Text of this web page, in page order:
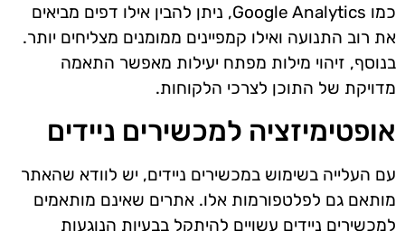
כמו Google Analytics, ניתן להבין אילו דפים מביאים
את רוב התנועה ואילו קמפיינים ממומנים מצליחים יותר.
בנוסף, זיהוי מילות מפתח יעילות מאפשר התאמה
מדויקת של התוכן לצרכי הלקוחות.
אופטימיזציה למכשירים ניידים
עם העלייה בשימוש במכשירים ניידים, יש לוודא שהאתר
מותאם גם לפלטפורמות אלו. אתרים שאינם מותאמים
למכשירים ניידים עשויים להיתקל בבעיות הנוגעות